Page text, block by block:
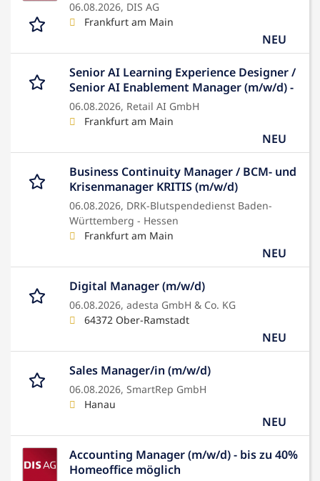
06.08.2026, DIS AG
Frankfurt am Main
NEU
Senior AI Learning Experience Designer /
Senior AI Enablement Manager (m/w/d) -
06.08.2026, Retail AI GmbH
Frankfurt am Main
NEU
Business Continuity Manager / BCM- und
Krisenmanager KRITIS (m/w/d)
06.08.2026, DRK-Blutspendedienst Baden-
Württemberg - Hessen
Frankfurt am Main
NEU
Digital Manager (m/w/d)
06.08.2026, adesta GmbH & Co. KG
64372 Ober-Ramstadt
NEU
Sales Manager/in (m/w/d)
06.08.2026, SmartRep GmbH
Hanau
NEU
Accounting Manager (m/w/d) - bis zu 40%
Homeoffice möglich